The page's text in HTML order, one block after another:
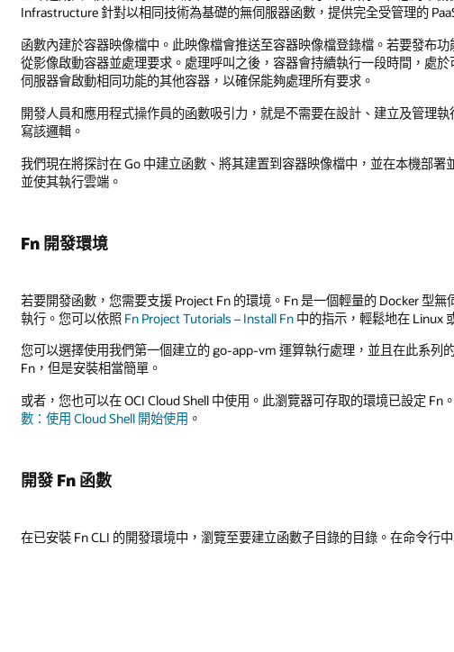
Infrastructure 針對以相同技術為基礎的無伺服器函數，提供完全受管理的
函數內建於容器映像檔中。此映像檔會推送至容器映像檔登錄檔。若要發布
從影像啟動容器並處理要求。處理呼叫之後，容器會持續執行一段時間，處
伺服器會啟動相同功能的其他容器，以確保能夠處理所有要求。
開發人員和應用程式操作員的函數吸引力，就是不需要在設計、建立及管理
寫該邏輯。
我們現在將探討在 Go 中建立函數、將其建置到容器映像檔中，並在本機部署
並使其執行雲端。
Fn 開發環境
若要開發函數，您需要支援 Project Fn 的環境。Fn 是一個輕量的 Docker 型
執行。您可以依照 Fn Project Tutorials – Install Fn 中的指示，輕鬆地在 Linux
您可以選擇使用我們第一個建立的 go-app-vm 運算執行處理，並且在此系列
Fn，但是安裝相當簡單。
或者，您也可以在 OCI Cloud Shell 中使用。此瀏覽器可存取的環境已設定 Fn
數：使用 Cloud Shell 開始使用 。
開發 Fn 函數
在已安裝 Fn CLI 的開發環境中，瀏覽至要建立函數子目錄的目錄。在命令行